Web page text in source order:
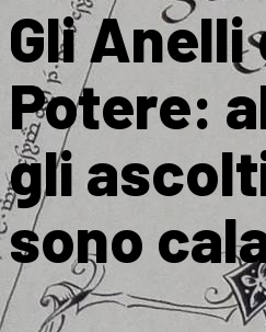
Gli Anelli
Potere:
gli
sono